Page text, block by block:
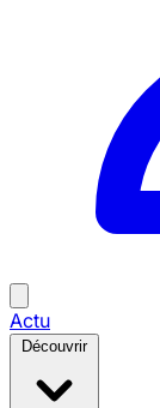
Actu
Découvrir